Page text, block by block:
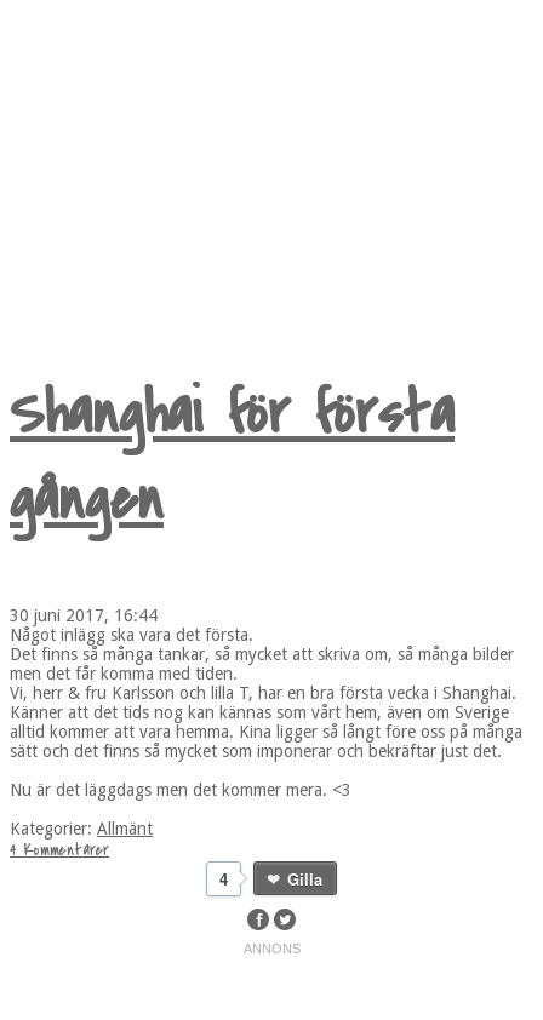
Shanghai för första
gången
30 juni 2017, 16:44
Något inlägg ska vara det första.
Det finns så många tankar, så mycket att skriva om, så många bilder
men det får komma med tiden.
Vi, herr & fru Karlsson och lilla T, har en bra första vecka i Shanghai.
Känner att det tids nog kan kännas som vårt hem, även om Sverige
alltid kommer att vara hemma. Kina ligger så långt före oss på många
sätt och det finns så mycket som imponerar och bekräftar just det.
Nu är det läggdags men det kommer mera. <3
Kategorier: Allmänt
4 Kommentarer
4
Gilla